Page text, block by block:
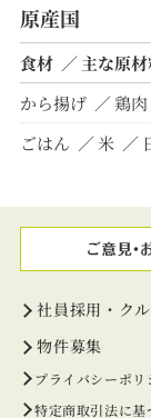
原産国
食材 主な原
から揚げ
鶏肉
ごはん
米
社員採用・ク
物件募集
プライバシーポリ
特定商取引法に基